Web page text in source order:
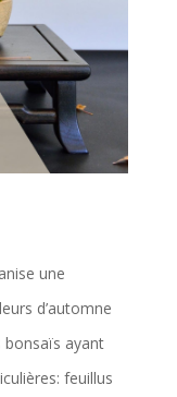
une
d’automne
bonsaïs ayant
feuillus